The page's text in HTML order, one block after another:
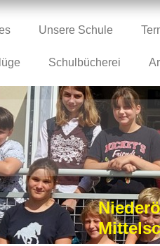
Unsere Schule
Schulbücherei